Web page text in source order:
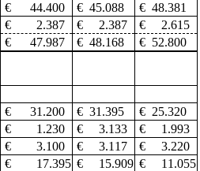
€ 44.400 € 45.088
€ 48.381
€ 2.387 € 2.387
€ 2.615
€ 47.987 € 48.168 € 52.800
€ 31.200 € 31.395
€ 25.320
€ 1.230 € 3.133
€ 1.993
€ 3.100 € 3.117
€ 3.220
€ 17.395 € 15.909 € 11.055